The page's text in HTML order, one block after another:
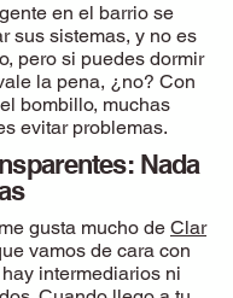
en el barrio se
sus sistemas, y no es
pero si puedes dormir
la pena, ¿no? Con
bombillo, muchas
evitar problemas.
Nada
gusta mucho de Clar
vamos de cara con
intermediarios ni